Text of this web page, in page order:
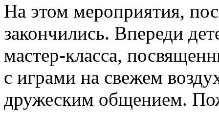
На этом мероприятия,
закончились. Впереди
мастер-класса,
с играми на свежем
дружеским общением.